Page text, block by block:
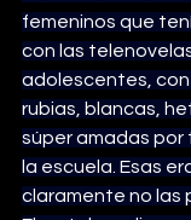
femeninos que
con las
adolescentes, con
rubias, blancas,
súper amadas por
la escuela. Esas
claramente no las